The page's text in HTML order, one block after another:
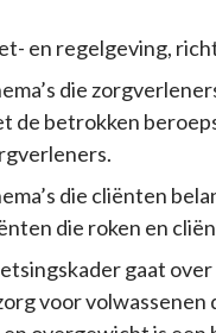
en regelgeving,
die
de betrokken
die cliënten
die roken en
gaat
voor